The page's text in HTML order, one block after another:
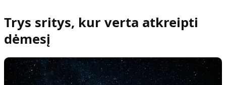
Trys sritys, kur verta atkreipti
dėmesį